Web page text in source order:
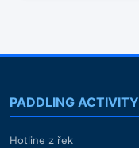
PADDLING ACTIVITY
Hotline z řek